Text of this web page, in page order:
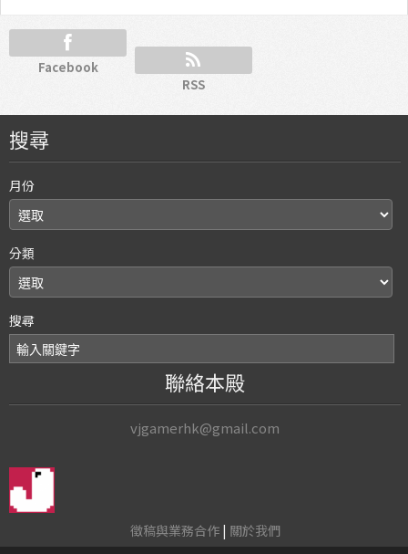
Facebook
RSS
搜尋
月份
分類
搜尋
聯絡本殿
vjgamerhk@gmail.com
徵稿與業務合作| 關於我們